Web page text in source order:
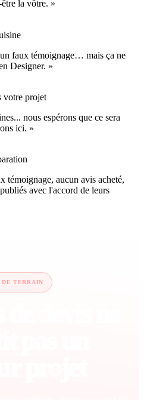
la vôtre. »
faux témoignage… mais ça ne
Designer. »
votre projet
nous espérons que ce sera
ici. »
témoignage, aucun avis acheté,
avec l'accord de leurs
DE TERRAIN